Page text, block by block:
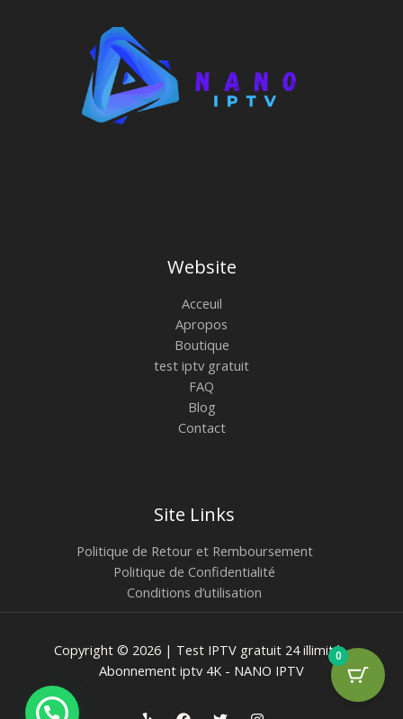
Website
Acceuil
Apropos
Boutique
test iptv gratuit
FAQ
Blog
Contact
Site Links
Politique de Retour et Remboursement
Politique de Confidentialité
Conditions d’utilisation
Copyright © 2026 | Test IPTV gratuit 24 illimité -
Abonnement iptv 4K - NANO IPTV
0